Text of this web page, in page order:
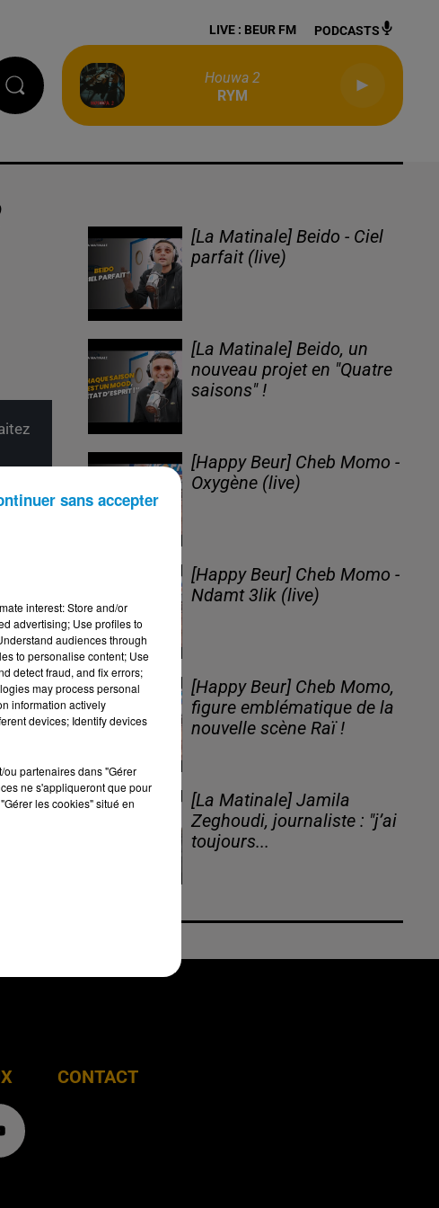
LIVE : BEUR FM PODCASTS
Houwa 2
RYM
[La Matinale] Beido - Ciel
parfait (live)
[La Matinale] Beido, un
nouveau projet en "Quatre
saisons" !
[Happy Beur] Cheb Momo -
Oxygène (live)
[Happy Beur] Cheb Momo -
Ndamt 3lik (live)
[Happy Beur] Cheb Momo,
figure emblématique de la
nouvelle scène Raï !
[La Matinale] Jamila
Zeghoudi, journaliste : "j’ai
toujours...
CONTACT
interest: Store and/or
advertising; Use profiles to
audiences through
to personalise content; Use
detect fraud, and fix errors;
may process personal
information actively
devices; Identify devices
partenaires dans "Gérer
ne s'appliqueront que pour
les cookies" situé en
sans accepter